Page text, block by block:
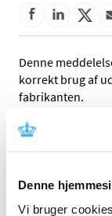
Denne
Vi bruger
Denne
korrekt brug af
fabrikanten.
Referencer
Fabrikant: